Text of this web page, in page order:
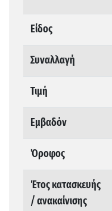
Είδος
Συναλλαγή
Τιμή
Εμβαδόν
Όροφος
Έτος κατασκευής
/ ανακαίνισης